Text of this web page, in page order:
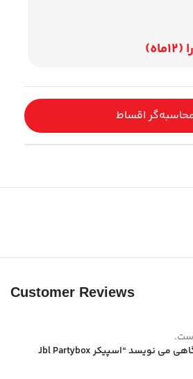
اقساط
Customer Reviews
اولین کسی باشید که دیدگاهی می نویسد “اسپیکر Jbl Partybox